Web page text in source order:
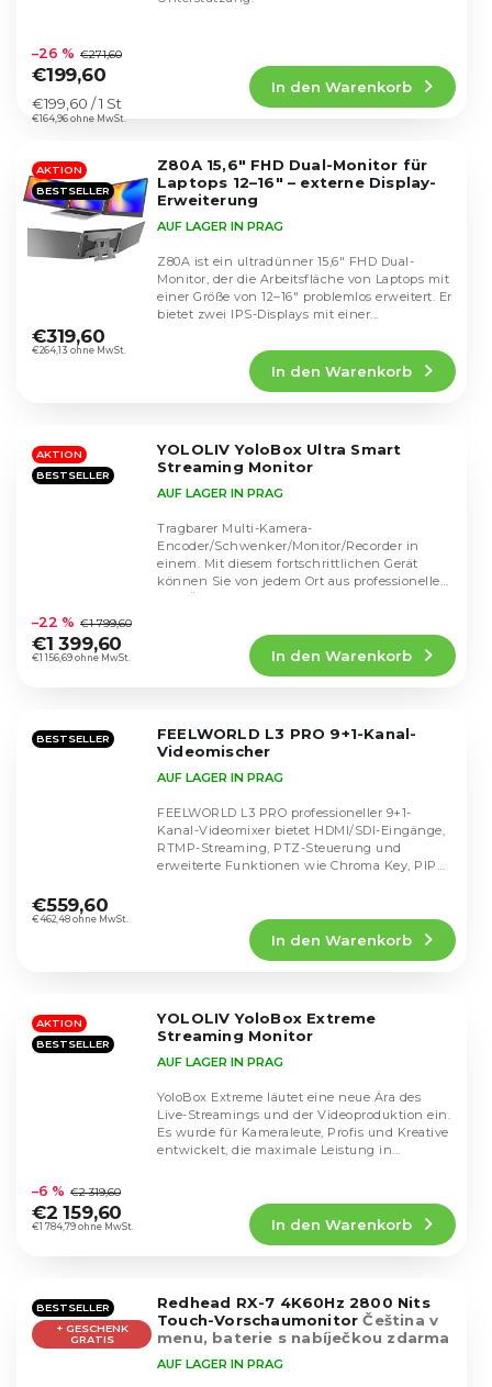
durchschnittliche
Produktbewertung
4,6
von
Sternen.
€164,96 ohne MwSt.
–26 % €271,60
€199,60
Verkaufspreis:
€199,60 / 1 St
In den Warenkorb
AKTION
BESTSELLER
Z80A 15,6" FHD Dual-Monitor für
Laptops 12–16" – externe Display-
Erweiterung
durchschnittliche
Produktbewertung
Sternen.
AUF LAGER IN PRAG
€264,13 ohne MwSt.
€319,60
In den Warenkorb
Z80A ist ein ultradünner 15,6" FHD Dual-
Monitor, der die Arbeitsfläche von Laptops mit
einer Größe von 12–16" problemlos erweitert. Er
bietet zwei IPS-Displays mit einer...
AKTION
BESTSELLER
YOLOLIV YoloBox Ultra Smart
Streaming Monitor
durchschnittliche
Produktbewertung
ist
Sternen.
AUF LAGER IN PRAG
€1 156,69 ohne MwSt.
–22 % €1 799,60
€1 399,60
In den Warenkorb
Tragbarer Multi-Kamera-
Encoder/Schwenker/Monitor/Recorder in
einem. Mit diesem fortschrittlichen Gerät
können Sie von jedem Ort aus professionelle
BESTSELLER
FEELWORLD L3 PRO 9+1-Kanal-
Videomischer
durchschnittliche
Produktbewertung
Sternen.
AUF LAGER IN PRAG
€462,48 ohne MwSt.
€559,60
In den Warenkorb
FEELWORLD L3 PRO professioneller 9+1-
Kanal-Videomixer bietet HDMI/SDI-Eingänge,
RTMP-Streaming, PTZ-Steuerung und
erweiterte Funktionen wie Chroma Key, PIP
AKTION
BESTSELLER
YOLOLIV YoloBox Extreme
Streaming Monitor
durchschnittliche
Produktbewertung
ist
Sternen.
AUF LAGER IN PRAG
€1 784,79 ohne MwSt.
–6 % €2 319,60
€2 159,60
In den Warenkorb
YoloBox Extreme läutet eine neue Ära des
Live-Streamings und der Videoproduktion ein.
Es wurde für Kameraleute, Profis und Kreative
entwickelt, die maximale Leistung in...
BESTSELLER
+ GESCHENK
GRATIS
Redhead RX-7 4K60Hz 2800 Nits
Touch-VorschaumonitorČeština v
menu, baterie s nabíječkou zdarma
AUF LAGER IN PRAG